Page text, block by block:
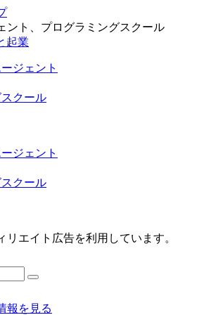
ント、プログラミングスクール
起業
ジェント
クール
ジェント
クール
エイト広告を利用しています。
報を見る